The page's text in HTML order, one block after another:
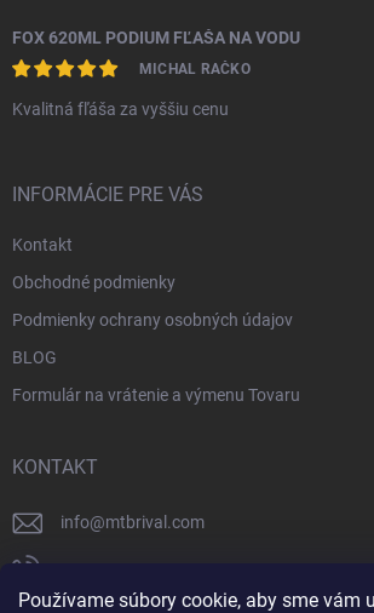
Používame súbory cookie, aby sme vám
FOX 620ML PODIUM FĽAŠA NA VODU
MICHAL RAČKO
Kvalitná fľáša za vyššiu cenu
INFORMÁCIE PRE VÁS
Kontakt
Obchodné podmienky
Podmienky ochrany osobných údajov
BLOG
Formulár na vrátenie a výmenu Tovaru
KONTAKT
info@mtbrival.com